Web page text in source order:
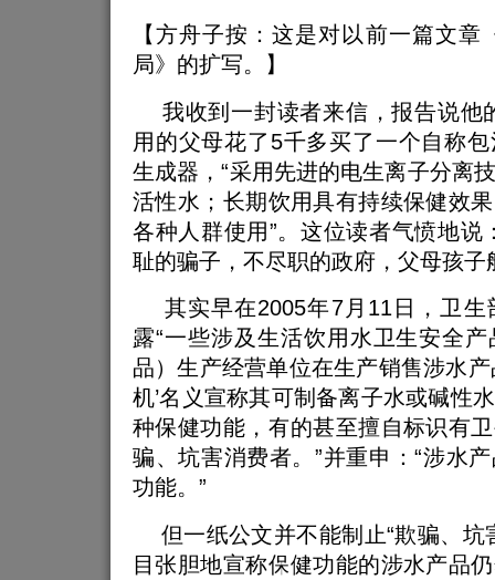
【方舟子按：这是对以前一篇文章
局》的扩写。】
我收到一封读者来信，报告说他
用的父母花了5千多买了一个自称
生成器，“采用先进的电生离子分离
活性水；长期饮用具有持续保健效
各种人群使用”。这位读者气愤地说
耻的骗子，不尽职的政府，父母孩子
其实早在2005年7月11日，卫生
露“一些涉及生活饮用水卫生安全
品）生产经营单位在生产销售涉水产
机’名义宣称其可制备离子水或碱性
种保健功能，有的甚至擅自标识有
骗、坑害消费者。”并重申：“涉水
功能。”
但一纸公文并不能制止“欺骗、坑
目张胆地宣称保健功能的涉水产品